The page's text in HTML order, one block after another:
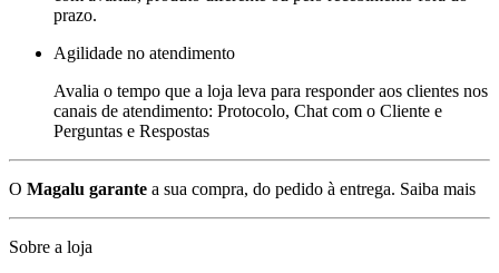
prazo.
Agilidade no atendimento
Avalia o tempo que a loja leva para responder aos clientes nos
canais de atendimento: Protocolo, Chat com o Cliente e
Perguntas e Respostas
O Magalu garante a sua compra, do pedido à entrega. Saiba mais
Sobre a loja